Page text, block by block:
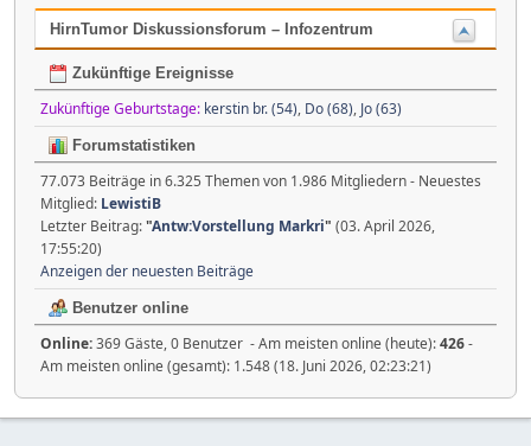
HirnTumor Diskussionsforum – Infozentrum
Zukünftige Ereignisse
Zukünftige Geburtstage: kerstin br. (54), Do (68), Jo (63)
Forumstatistiken
77.073 Beiträge in 6.325 Themen von 1.986 Mitgliedern - Neuestes
Mitglied: LewistiB
Letzter Beitrag:"Antw:Vorstellung Markri" (03. April 2026,
17:55:20)
Anzeigen der neuesten Beiträge
Benutzer online
Online:369 Gäste, 0 Benutzer - Am meisten online (heute):426-
Am meisten online (gesamt): 1.548 (18. Juni 2026, 02:23:21)